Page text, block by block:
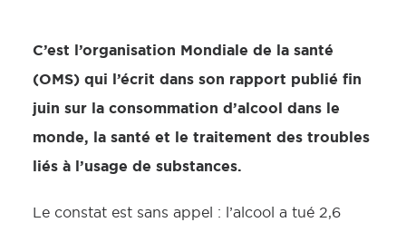
C’est l’organisation Mondiale de la santé
(OMS) qui l’écrit dans son rapport publié fin
juin sur la consommation d’alcool dans le
monde, la santé et le traitement des troubles
liés à l’usage de substances.
Le constat est sans appel : l’alcool a tué 2,6